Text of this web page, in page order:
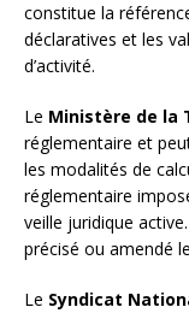
constitue la
déclaratives et les
d’activité.
Le Ministère de la
réglementaire et
les modalités de
réglementaire
veille juridique
précisé ou amendé
Le Syndicat